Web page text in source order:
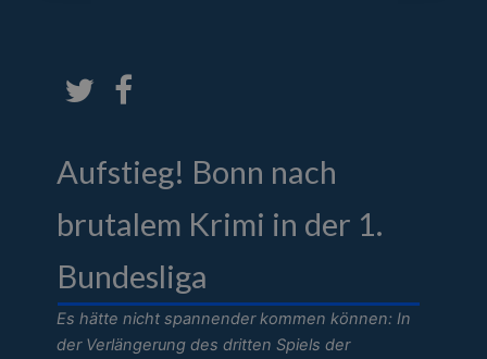
Aufstieg! Bonn nach
brutalem Krimi in der 1.
Bundesliga
Es hätte nicht spannender kommen können: In
der Verlängerung des dritten Spiels der